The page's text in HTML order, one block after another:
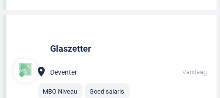
Glaszetter
Deventer Vandaag
MBO Niveau Goed salaris